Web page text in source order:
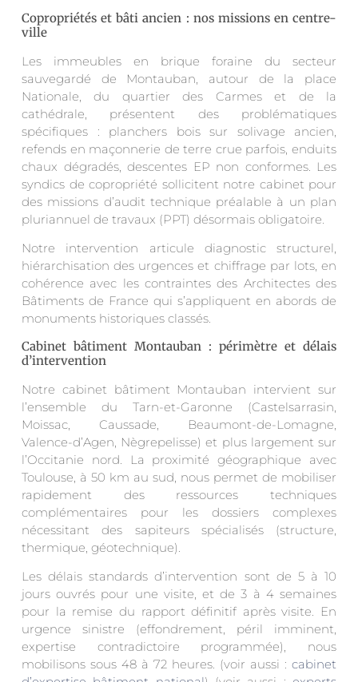
Copropriétés et bâti ancien : nos missions en centre-
ville
Les immeubles en brique foraine du secteur
sauvegardé de Montauban, autour de la place
Nationale, du quartier des Carmes et de la
cathédrale, présentent des problématiques
spécifiques : planchers bois sur solivage ancien,
refends en maçonnerie de terre crue parfois, enduits
chaux dégradés, descentes EP non conformes. Les
syndics de copropriété sollicitent notre cabinet pour
des missions d’audit technique préalable à un plan
pluriannuel de travaux (PPT) désormais obligatoire.
Notre intervention articule diagnostic structurel,
hiérarchisation des urgences et chiffrage par lots, en
cohérence avec les contraintes des Architectes des
Bâtiments de France qui s’appliquent en abords de
monuments historiques classés.
Cabinet bâtiment Montauban : périmètre et délais
d’intervention
Notre cabinet bâtiment Montauban intervient sur
l’ensemble du Tarn-et-Garonne (Castelsarrasin,
Moissac, Caussade, Beaumont-de-Lomagne,
Valence-d’Agen, Nègrepelisse) et plus largement sur
l’Occitanie nord. La proximité géographique avec
Toulouse, à 50 km au sud, nous permet de mobiliser
rapidement des ressources techniques
complémentaires pour les dossiers complexes
nécessitant des sapiteurs spécialisés (structure,
thermique, géotechnique).
Les délais standards d’intervention sont de 5 à 10
jours ouvrés pour une visite, et de 3 à 4 semaines
pour la remise du rapport définitif après visite. En
urgence sinistre (effondrement, péril imminent,
expertise contradictoire programmée), nous
mobilisons sous 48 à 72 heures. (voir aussi : cabinet